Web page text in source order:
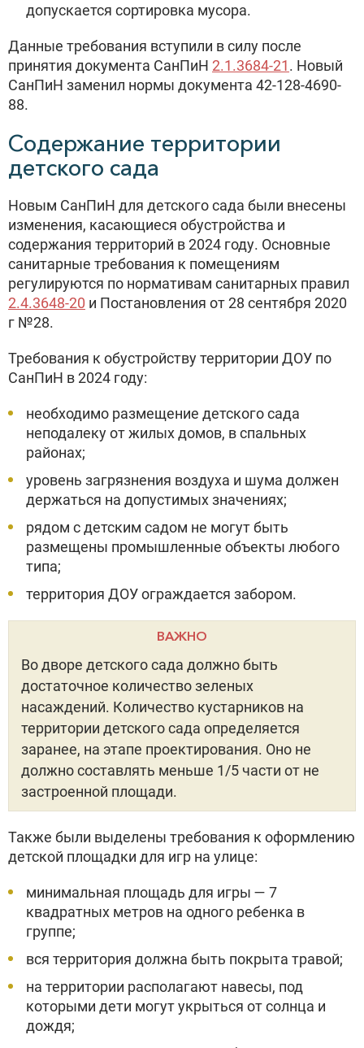
допускается сортировка мусора.
Данные требования вступили в силу после
принятия документа СанПиН 2.1.3684-21. Новый
СанПиН заменил нормы документа 42-128-4690-
88.
Содержание территории
детского сада
Новым СанПиН для детского сада были внесены
изменения, касающиеся обустройства и
содержания территорий в 2024 году. Основные
санитарные требования к помещениям
регулируются по нормативам санитарных правил
2.4.3648-20 и Постановления от 28 сентября 2020
г №28.
Требования к обустройству территории ДОУ по
СанПиН в 2024 году:
необходимо размещение детского сада
неподалеку от жилых домов, в спальных
районах;
уровень загрязнения воздуха и шума должен
держаться на допустимых значениях;
рядом с детским садом не могут быть
размещены промышленные объекты любого
типа;
территория ДОУ ограждается забором.
ВАЖНО
Во дворе детского сада должно быть
достаточное количество зеленых
насаждений. Количество кустарников на
территории детского сада определяется
заранее, на этапе проектирования. Оно не
должно составлять меньше 1/5 части от не
застроенной площади.
Также были выделены требования к оформлению
детской площадки для игр на улице:
минимальная площадь для игры — 7
квадратных метров на одного ребенка в
группе;
вся территория должна быть покрыта травой;
на территории располагают навесы, под
которыми дети могут укрыться от солнца и
дождя;